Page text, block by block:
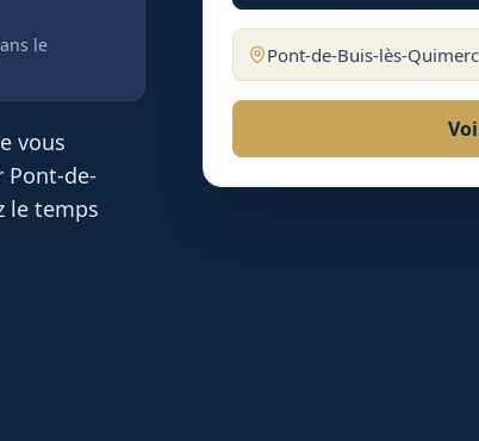
le
vous
Pont-de-
le temps
Pont-de-Buis-lès-